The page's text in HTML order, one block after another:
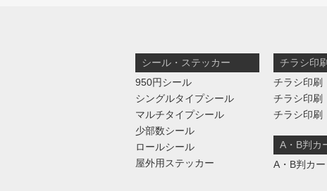
シール・ステッカー
950円シール
シングルタイプシール
マルチタイプシール
少部数シール
ロールシール
屋外用ステッカー
チラシ印刷
チラシ印
チラシ印
チラシ印
A・B判カ
A・B判カー